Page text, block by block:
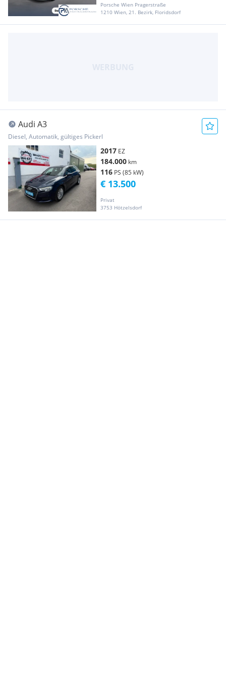
Porsche Wien Pragerstraße
1210 Wien, 21. Bezirk, Floridsdorf
Audi A3
Diesel, Automatik, gültiges Pickerl
2017 EZ
184.000 km
116 PS (85 kW)
Privat
3753 Hötzelsdorf
€ 13.500